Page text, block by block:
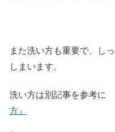
また洗い方も重要で、し
しまいます。
洗い方は別記事を参考
方』